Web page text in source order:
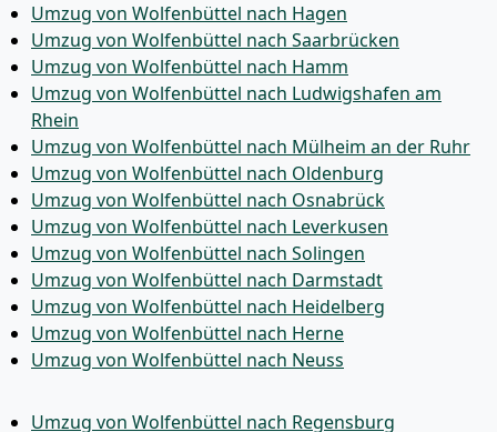
Umzug von Wolfenbüttel nach Hagen
Umzug von Wolfenbüttel nach Saarbrücken
Umzug von Wolfenbüttel nach Hamm
Umzug von Wolfenbüttel nach Ludwigshafen am
Rhein
Umzug von Wolfenbüttel nach Mülheim an der Ruhr
Umzug von Wolfenbüttel nach Oldenburg
Umzug von Wolfenbüttel nach Osnabrück
Umzug von Wolfenbüttel nach Leverkusen
Umzug von Wolfenbüttel nach Solingen
Umzug von Wolfenbüttel nach Darmstadt
Umzug von Wolfenbüttel nach Heidelberg
Umzug von Wolfenbüttel nach Herne
Umzug von Wolfenbüttel nach Neuss
Umzug von Wolfenbüttel nach Regensburg